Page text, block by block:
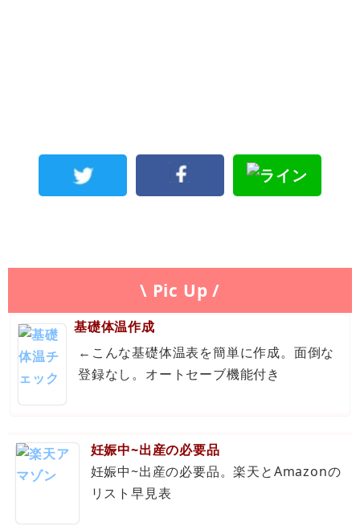
\ Pic Up /
基礎体温作成
←こんな基礎体温表を簡単に作成。面倒な
登録なし。オートセーブ機能付き
妊娠中~出産の必要品
妊娠中~出産の必要品。楽天とAmazonの
リスト早見表